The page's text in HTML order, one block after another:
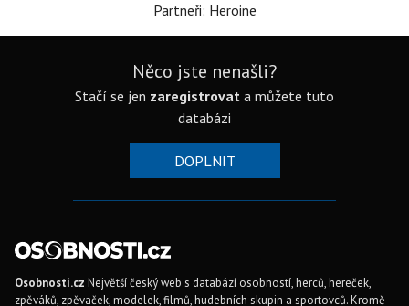
Partneři: Heroine
Něco jste nenašli?
Stačí se jen zaregistrovat a můžete tuto
databázi
DOPLNIT
Osobnosti.cz Největší český web s databází osobností, herců, hereček,
zpěváků, zpěvaček, modelek, filmů, hudebních skupin a sportovců. Kromě